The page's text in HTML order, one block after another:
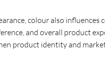
colour also
and overall product
product identity and